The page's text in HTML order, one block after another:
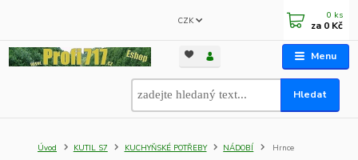
Menu
CZK
Hledat
0 ks
za 0 Kč
Úvod KUTIL S7 KUCHYŇSKÉ POTŘEBY NÁDOBÍ Hrnce